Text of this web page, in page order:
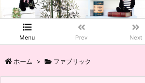
Menu Prev Next
ホーム > ファブリック